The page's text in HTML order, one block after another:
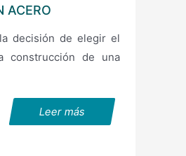
ACERO
decisión de elegir el
construcción de una
Leer más